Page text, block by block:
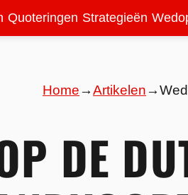
Quoteringen Strategieën
Home→Artikelen→
DE